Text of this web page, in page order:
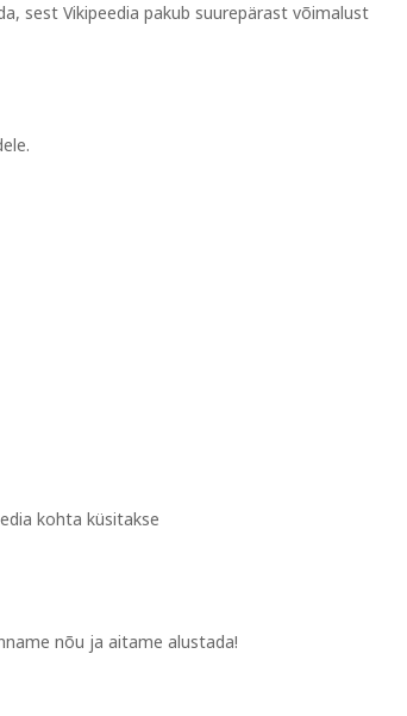
sest Vikipeedia pakub suurepärast võimalust
kohta küsitakse
nõu ja aitame alustada!